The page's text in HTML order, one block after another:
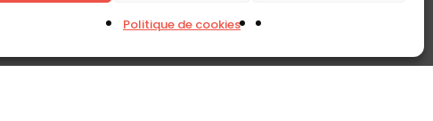
Politique de cookies